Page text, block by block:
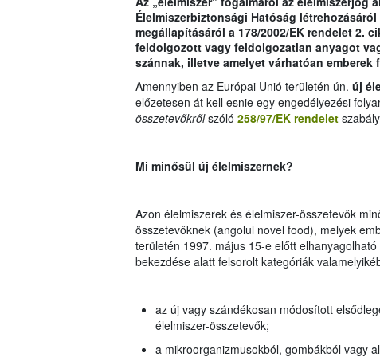
Élelmiszerbiztonsági Hatóság
megállapításáról a 178/2002/EK rendelet 2.
feldolgozott vagy feldolgozatlan anyagot
szánnak, illetve amelyet várhatóan emberek
Amennyiben az Európai Unió területén ún. új
előzetesen át kell esnie egy engedélyezési
összetevőkrőlszóló 258/97/EK rendelet
Mi minősül új élelmiszernek?
Azon élelmiszerek és élelmiszer-összetevők
összetevőknek (angolul novel food), melyek
területén 1997. május 15-e előtt
bekezdése alatt felsorolt kategóriák
az új vagy szándékosan módosított
élelmiszer-összetevők;
a mikroorganizmusokból, gombákból vagy